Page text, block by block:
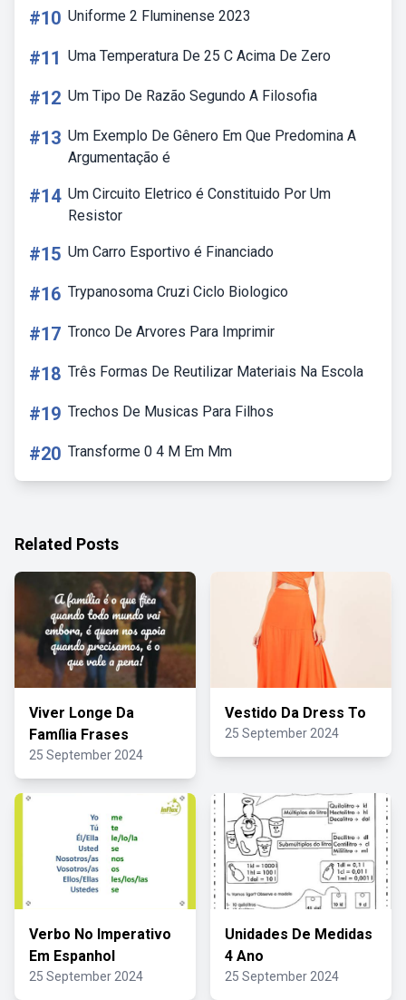
#10 Uniforme 2 Fluminense 2023
#11 Uma Temperatura De 25 C Acima De Zero
#12 Um Tipo De Razão Segundo A Filosofia
#13 Um Exemplo De Gênero Em Que Predomina A
Argumentação é
#14 Um Circuito Eletrico é Constituido Por Um
Resistor
#15 Um Carro Esportivo é Financiado
#16 Trypanosoma Cruzi Ciclo Biologico
#17 Tronco De Arvores Para Imprimir
#18 Três Formas De Reutilizar Materiais Na Escola
#19 Trechos De Musicas Para Filhos
#20 Transforme 0 4 M Em Mm
Related Posts
Viver Longe Da
Família Frases
25 September 2024
Vestido Da Dress To
25 September 2024
Verbo No Imperativo
Em Espanhol
25 September 2024
Unidades De Medidas
4 Ano
25 September 2024